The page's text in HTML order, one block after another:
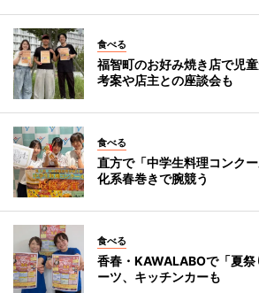
食べる
福智町のお好み焼き店で児
考案や店主との座談会も
食べる
直方で「中学生料理コンク
化系春巻きで腕競う
食べる
香春・KAWALABOで「夏
ーツ、キッチンカーも